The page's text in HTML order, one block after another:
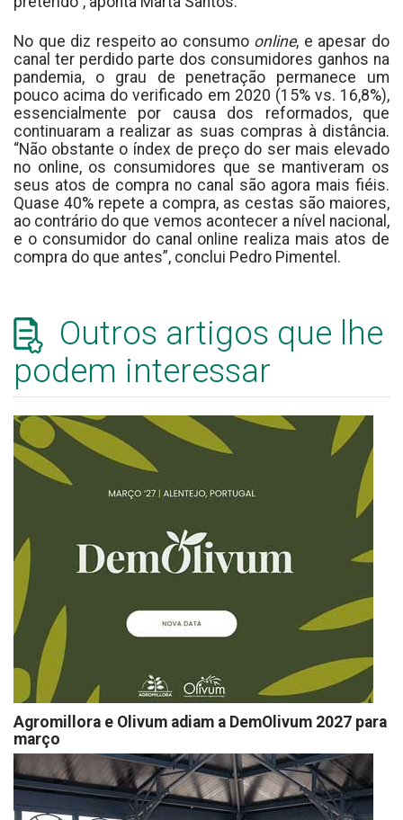
No que diz respeito ao consumo online, e apesar do
canal ter perdido parte dos consumidores ganhos na
pandemia, o grau de penetração permanece um
pouco acima do verificado em 2020 (15% vs. 16,8%),
essencialmente por causa dos reformados, que
continuaram a realizar as suas compras à distância.
“Não obstante o índex de preço do ser mais elevado
no online, os consumidores que se mantiveram os
seus atos de compra no canal são agora mais fiéis.
Quase 40% repete a compra, as cestas são maiores,
ao contrário do que vemos acontecer a nível nacional,
e o consumidor do canal online realiza mais atos de
compra do que antes”, conclui Pedro Pimentel.
Outros artigos que lhe
podem interessar
Agromillora e Olivum adiam a DemOlivum 2027 para
março